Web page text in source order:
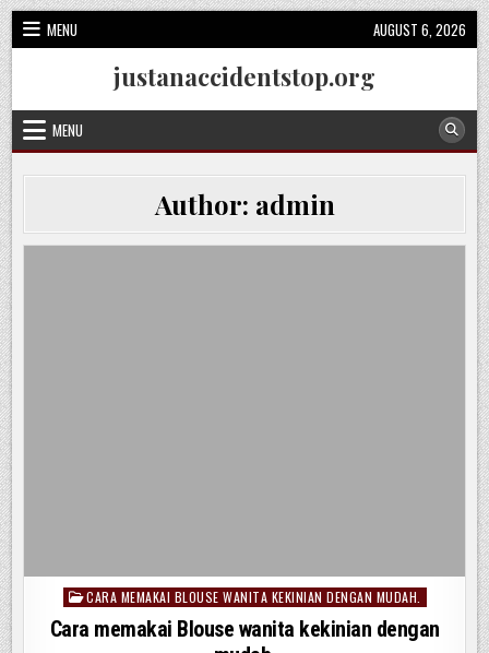
Skip
to
content
MENU AUGUST 6, 2026
justanaccidentstop.org
MENU
Author: admin
Posted
CARA MEMAKAI BLOUSE WANITA KEKINIAN DENGAN MUDAH.
Cara memakai Blouse wanita kekinian dengan